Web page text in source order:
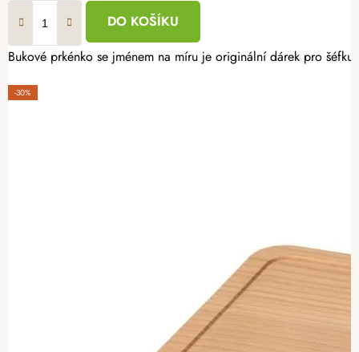
DO KOŠÍKU
Bukové prkénko se jménem na míru je originální dárek pro
-30%